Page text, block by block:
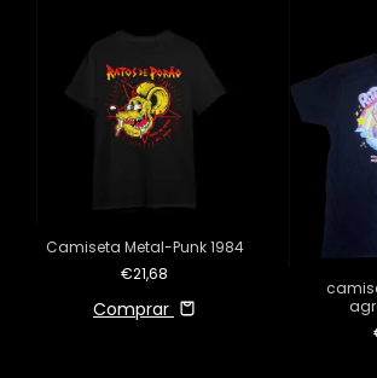
Camiseta Metal-Punk 1984
€21,68
Comprar